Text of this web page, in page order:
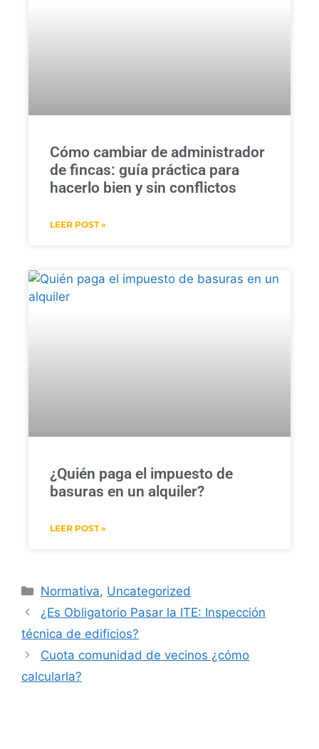
Cómo cambiar de administrador
de fincas: guía práctica para
hacerlo bien y sin conflictos
LEER POST »
¿Quién paga el impuesto de
basuras en un alquiler?
LEER POST »
Normativa, Uncategorized
¿Es Obligatorio Pasar la ITE: Inspección
técnica de edificios?
Cuota comunidad de vecinos ¿cómo
calcularla?